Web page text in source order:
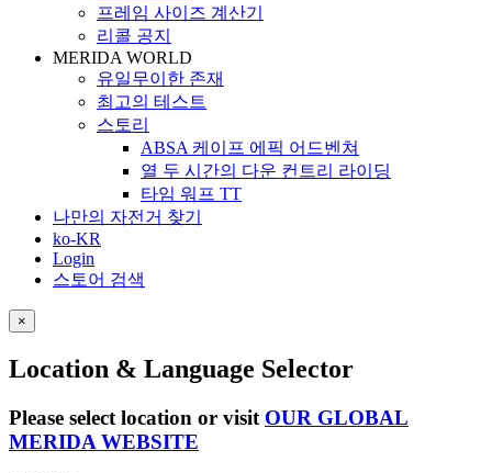
프레임 사이즈 계산기
리콜 공지
MERIDA WORLD
유일무이한 존재
최고의 테스트
스토리
ABSA 케이프 에픽 어드벤쳐
열 두 시간의 다운 컨트리 라이딩
타임 워프 TT
나만의 자전거 찾기
ko-KR
Login
스토어 검색
×
Location & Language Selector
Please select location or visit OUR GLOBAL
MERIDA WEBSITE